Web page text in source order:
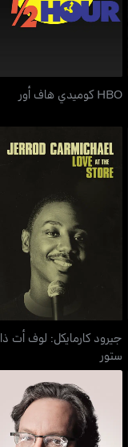
HBO كوميدي هاف أور
جيرود كارمايكل: لوف أت ذا
ستور
جيرود كارمايكل: لوف أت ذا
ستور